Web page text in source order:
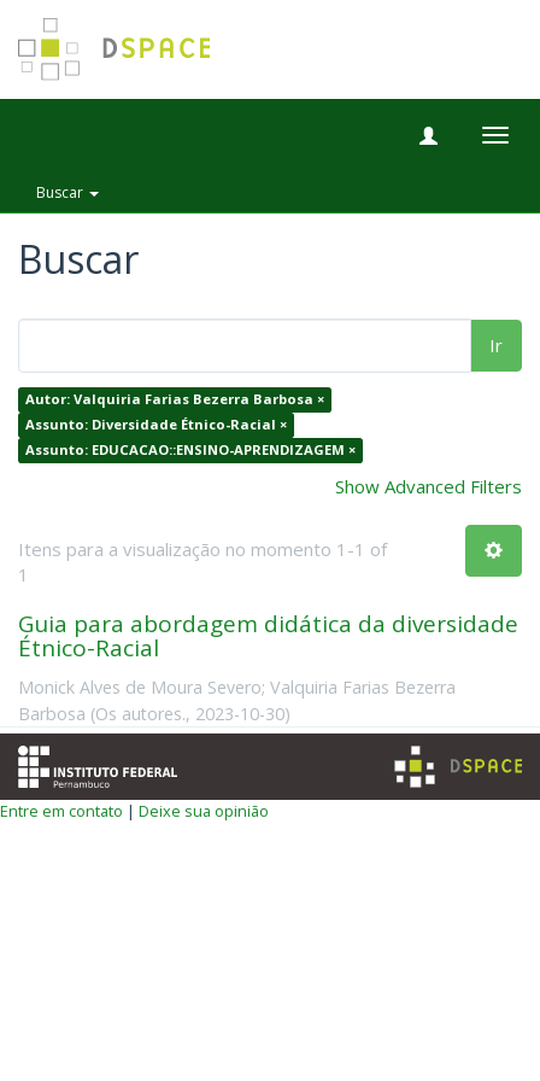
Buscar
Buscar
Ir
Autor: Valquiria Farias Bezerra Barbosa ×
Assunto: Diversidade Étnico-Racial ×
Assunto: EDUCACAO::ENSINO-APRENDIZAGEM ×
Show Advanced Filters
Itens para a visualização no momento 1-1 of
1
Guia para abordagem didática da diversidade
Étnico-Racial
Monick Alves de Moura Severo; Valquiria Farias Bezerra
Barbosa (Os autores., 2023-10-30)
Entre em contato | Deixe sua opinião